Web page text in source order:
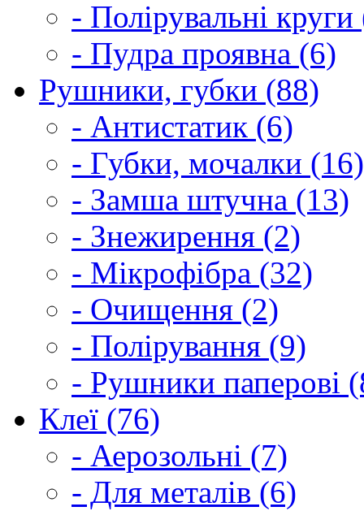
- Полірувальні
- Пудра проявна (6)
Рушники, губки (88)
- Антистатик (6)
- Губки, мочалки (16)
- Замша штучна (13)
- Знежирення (2)
- Мікрофібра (32)
- Очищення (2)
- Полірування (9)
- Рушники паперові
Клеї (76)
- Аерозольні (7)
- Для металів (6)